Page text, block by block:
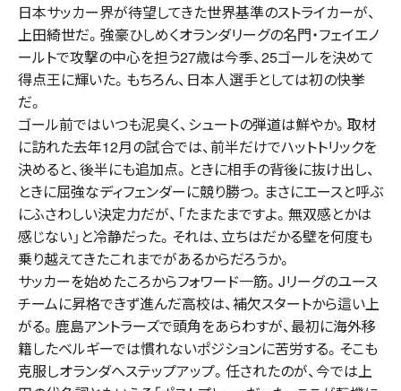
日本サッカー界が待望してきた世界基準のストライカーが、
上田綺世だ。強豪ひしめくオランダリーグの名門・フェイエノ
ールトで攻撃の中心を担う27歳は今季、25ゴールを決めて
得点王に輝いた。もちろん、日本人選手としては初の快挙
だ。
ゴール前ではいつも泥臭く、シュートの弾道は鮮やか。取材
に訪れた去年12月の試合では、前半だけでハットトリックを
決めると、後半にも追加点。ときに相手の背後に抜け出し、
ときに屈強なディフェンダーに競り勝つ。まさにエースと呼ぶ
にふさわしい決定力だが、「たまたまですよ。無双感とかは
感じない」と冷静だった。それは、立ちはだかる壁を何度も
乗り越えてきたこれまでがあるからだろうか。
サッカーを始めたころからフォワード一筋。Jリーグのユース
チームに昇格できず進んだ高校は、補欠スタートから這い上
がる。鹿島アントラーズで頭角をあらわすが、最初に海外移
籍したベルギーでは慣れないポジションに苦労する。そこも
克服しオランダへステップアップ。任されたのが、今では上